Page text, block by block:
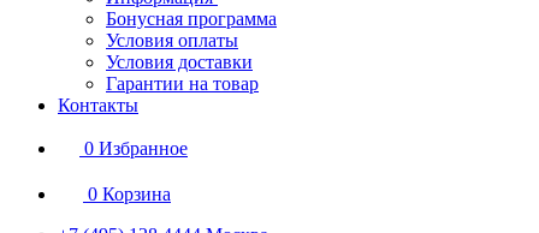
Бонусная программа
Условия оплаты
Условия доставки
Гарантии на товар
Контакты
0 Избранное
0 Корзина